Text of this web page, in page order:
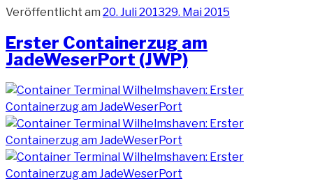
Veröffentlicht am 20. Juli 201329. Mai 2015
Erster Containerzug am
JadeWeserPort (JWP)